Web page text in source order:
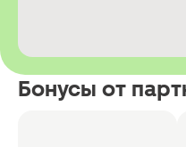
Бонусы от